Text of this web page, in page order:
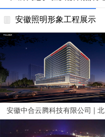
安徽照明形象工程展示
安徽中合云腾科技有限公司 | 北
京安贞医院安徽医院亮化项目